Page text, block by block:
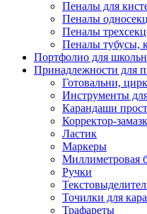
Пеналы для
Пеналы
Пеналы
Пеналы тубусы,
Портфолио для
Принадлежности для
Готовальни,
Инструменты
Карандаши
Корректор-
Ластик
Маркеры
Миллиметровая
Ручки
Точилки для
Трафареты